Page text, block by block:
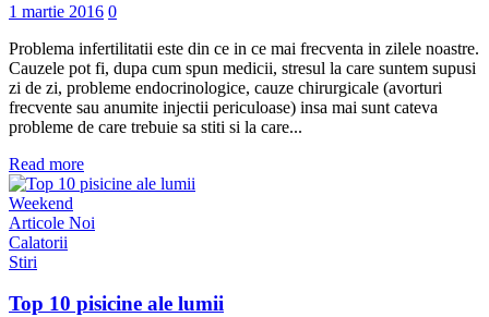
1 martie 2016 0
Problema infertilitatii este din ce in ce mai frecventa in zilele noastre.
Cauzele pot fi, dupa cum spun medicii, stresul la care suntem supusi
zi de zi, probleme endocrinologice, cauze chirurgicale (avorturi
frecvente sau anumite injectii periculoase) insa mai sunt cateva
probleme de care trebuie sa stiti si la care...
Read more
Weekend
Articole Noi
Calatorii
Stiri
Top 10 pisicine ale lumii